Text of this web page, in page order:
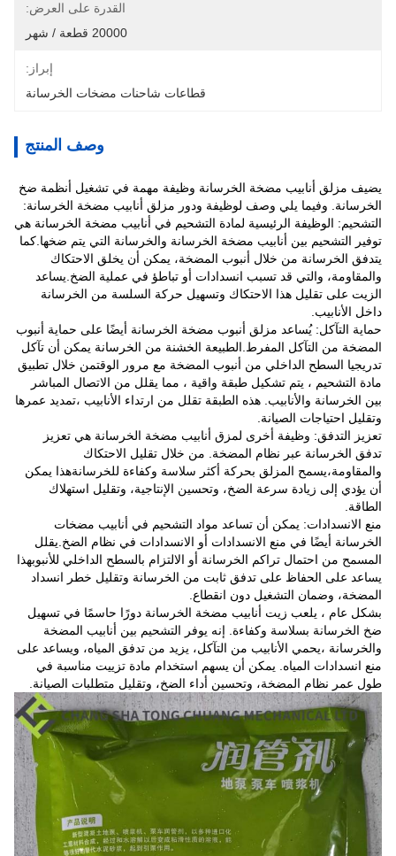
القدرة على العرض:
20000 قطعة / شهر
إبراز:
قطاعات شاحنات مضخات الخرسانة
وصف المنتج
يضيف مزلق أنابيب مضخة الخرسانة وظيفة مهمة في تشغيل أنظمة ضخ
الخرسانة. وفيما يلي وصف لوظيفة ودور مزلق أنابيب مضخة الخرسانة:
التشحيم: الوظيفة الرئيسية لمادة التشحيم في أنابيب مضخة الخرسانة هي
توفير التشحيم بين أنابيب مضخة الخرسانة والخرسانة التي يتم ضخها.كما
يتدفق الخرسانة من خلال أنبوب المضخة، يمكن أن يخلق الاحتكاك
والمقاومة، والتي قد تسبب انسدادات أو تباطؤ في عملية الضخ.يساعد
الزيت على تقليل هذا الاحتكاك وتسهيل حركة السلسة من الخرسانة
داخل الأنابيب.
حماية التآكل: يُساعد مزلق أنبوب مضخة الخرسانة أيضًا على حماية أنبوب
المضخة من التآكل المفرط.الطبيعة الخشنة من الخرسانة يمكن أن تآكل
تدريجيا السطح الداخلي من أنبوب المضخة مع مرور الوقتمن خلال تطبيق
مادة التشحيم ، يتم تشكيل طبقة واقية ، مما يقلل من الاتصال المباشر
بين الخرسانة والأنابيب. هذه الطبقة تقلل من ارتداء الأنابيب ،تمديد عمرها
وتقليل احتياجات الصيانة.
تعزيز التدفق: وظيفة أخرى لمزق أنابيب مضخة الخرسانة هي تعزيز
تدفق الخرسانة عبر نظام المضخة. من خلال تقليل الاحتكاك
والمقاومة،يسمح المزلق بحركة أكثر سلاسة وكفاءة للخرسانةهذا يمكن
أن يؤدي إلى زيادة سرعة الضخ، وتحسين الإنتاجية، وتقليل استهلاك
الطاقة.
منع الانسدادات: يمكن أن تساعد مواد التشحيم في أنابيب مضخات
الخرسانة أيضًا في منع الانسدادات أو الانسدادات في نظام الضخ.يقلل
المسمح من احتمال تراكم الخرسانة أو الالتزام بالسطح الداخلي للأنبوبهذا
يساعد على الحفاظ على تدفق ثابت من الخرسانة وتقليل خطر انسداد
المضخة، وضمان التشغيل دون انقطاع.
بشكل عام ، يلعب زيت أنابيب مضخة الخرسانة دورًا حاسمًا في تسهيل
ضخ الخرسانة بسلاسة وكفاءة. إنه يوفر التشحيم بين أنابيب المضخة
والخرسانة ،يحمي الأنابيب من التآكل، يزيد من تدفق المياه، ويساعد على
منع انسدادات المياه. يمكن أن يسهم استخدام مادة تزييت مناسبة في
طول عمر نظام المضخة، وتحسين أداء الضخ، وتقليل متطلبات الصيانة.